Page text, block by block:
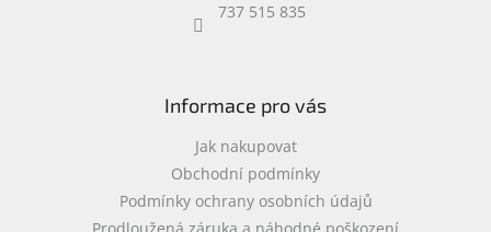
737 515 835
Informace pro vás
Jak nakupovat
Obchodní podmínky
Podmínky ochrany osobních údajů